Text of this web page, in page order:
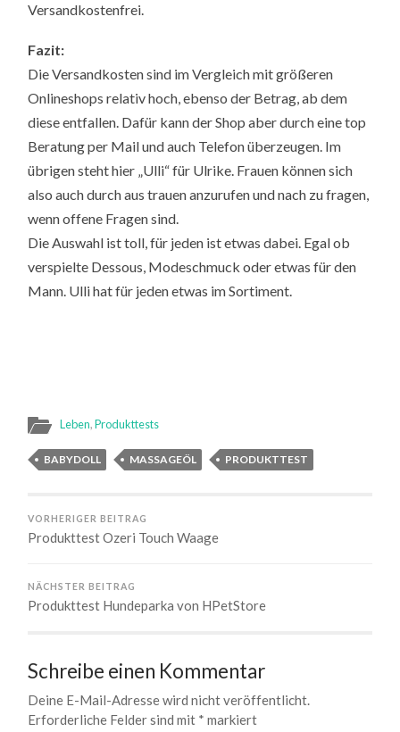
Versandkostenfrei.
Fazit:
Die Versandkosten sind im Vergleich mit größeren
Onlineshops relativ hoch, ebenso der Betrag, ab dem
diese entfallen. Dafür kann der Shop aber durch eine top
Beratung per Mail und auch Telefon überzeugen. Im
übrigen steht hier „Ulli“ für Ulrike. Frauen können sich
also auch durch aus trauen anzurufen und nach zu fragen,
wenn offene Fragen sind.
Die Auswahl ist toll, für jeden ist etwas dabei. Egal ob
verspielte Dessous, Modeschmuck oder etwas für den
Mann. Ulli hat für jeden etwas im Sortiment.
Leben,Produkttests
BABYDOLL MASSAGEÖL PRODUKTTEST
VORHERIGER BEITRAG
Produkttest Ozeri Touch Waage
NÄCHSTER BEITRAG
Produkttest Hundeparka von HPetStore
Schreibe einen Kommentar
Deine E-Mail-Adresse wird nicht veröffentlicht.
Erforderliche Felder sind mit * markiert